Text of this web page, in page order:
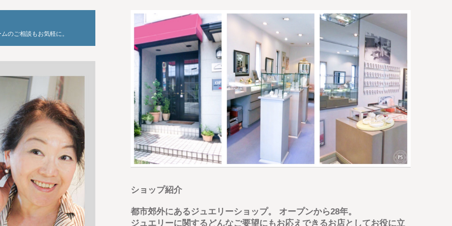
のご相談もお気軽に。
ショップ紹介
都市郊外にあるジュエリーショップ。 オープンから28年。
ジュエリーに関するどんなご要望にもお応えできるお店としてお役に立